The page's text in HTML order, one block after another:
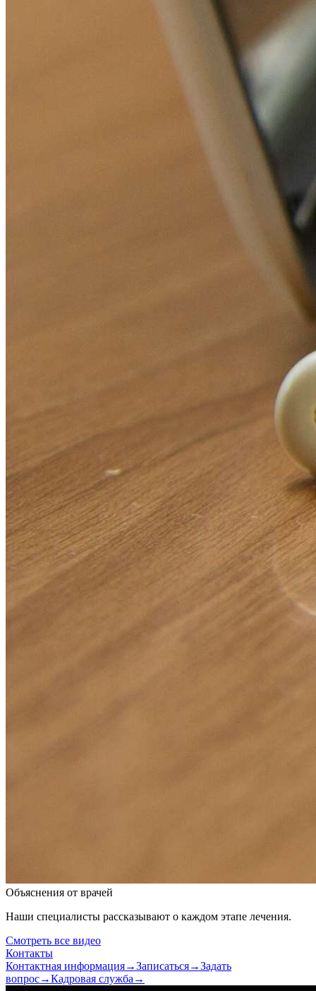
Объяснения от врачей
Наши специалисты рассказывают о каждом этапе лечения.
Смотреть все видео
Контакты
Контактная информация→Записаться→Задать
вопрос→Кадровая служба →